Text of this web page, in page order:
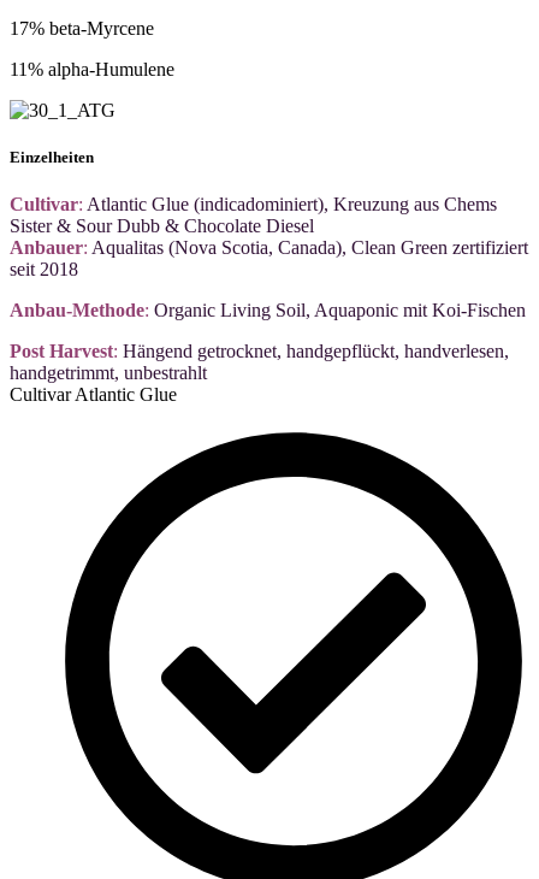
17% beta-Myrcene
11% alpha-Humulene
Einzelheiten
Cultivar: Atlantic Glue (indicadominiert), Kreuzung aus Chems
Sister & Sour Dubb & Chocolate Diesel
Anbauer: Aqualitas (Nova Scotia, Canada), Clean Green zertifiziert
seit 2018
Anbau-Methode: Organic Living Soil, Aquaponic mit Koi-Fischen
Post Harvest: Hängend getrocknet, handgepflückt, handverlesen,
handgetrimmt, unbestrahlt
Cultivar Atlantic Glue